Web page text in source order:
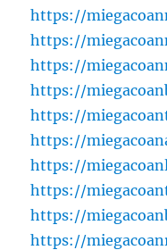
https://
https://
https://
https://
https://
https://
https://
https://
https://
https://